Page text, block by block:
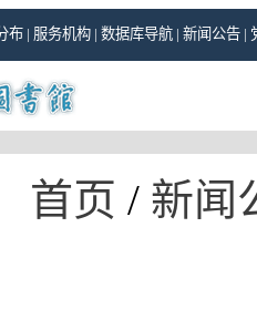
布 | 服务机构 | 数据库导航 | 新闻公告 |
首页 / 新闻